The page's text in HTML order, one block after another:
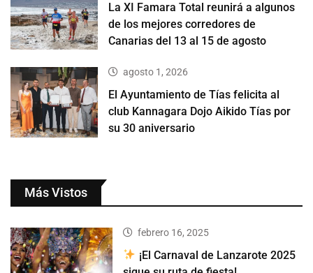
La XI Famara Total reunirá a algunos
de los mejores corredores de
Canarias del 13 al 15 de agosto
agosto 1, 2026
El Ayuntamiento de Tías felicita al
club Kannagara Dojo Aikido Tías por
su 30 aniversario
Más Vistos
febrero 16, 2025
¡El Carnaval de Lanzarote 2025